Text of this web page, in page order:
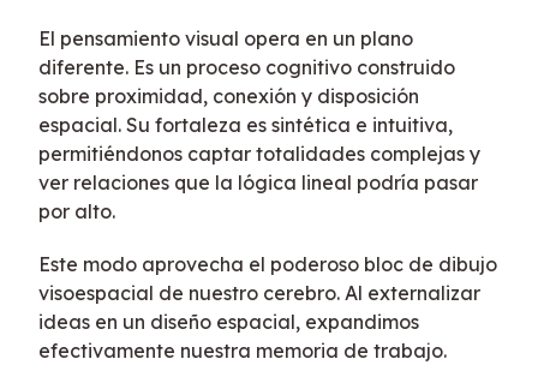
El pensamiento visual opera en un plano
diferente. Es un proceso cognitivo construido
sobre proximidad, conexión y disposición
espacial. Su fortaleza es sintética e intuitiva,
permitiéndonos captar totalidades complejas y
ver relaciones que la lógica lineal podría pasar
por alto.
Este modo aprovecha el poderoso bloc de dibujo
visoespacial de nuestro cerebro. Al externalizar
ideas en un diseño espacial, expandimos
efectivamente nuestra memoria de trabajo.